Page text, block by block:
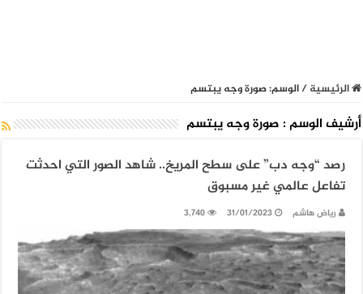
الرئيسية/الوسم:صورة وجه يبتسم
أرشيف الوسم : صورة وجه يبتسم
رصد “وجه دب” على سطح المريخ.. شاهد الصور التي احدثت
تفاعل عالمي غير مسبوق
رياض هاشم 31/01/2023
3,740